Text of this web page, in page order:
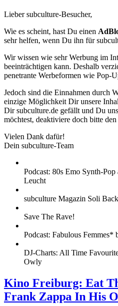
Lieber subculture-Besucher,
Wie es scheint, hast Du einen
sehr helfen, wenn Du ihn für
Wir wissen wie sehr Werbung im
beeinträchtigen kann. Deshalb
penetrante Werbeformen wie Pop-
Jedoch sind die Einnahmen durch
einzige Möglichkeit Dir unsere
Dir subculture.de gefällt und Du
möchtest, deaktiviere doch bitte
Vielen Dank dafür!
Dein subculture-Team
Podcast: 80s Emo Synth-
Leucht
subculture Magazin Soli
Save The Rave!
Podcast: Fabulous
DJ-Charts: All Time
Owly
Kino Freiburg: Eat
Frank Zappa In His